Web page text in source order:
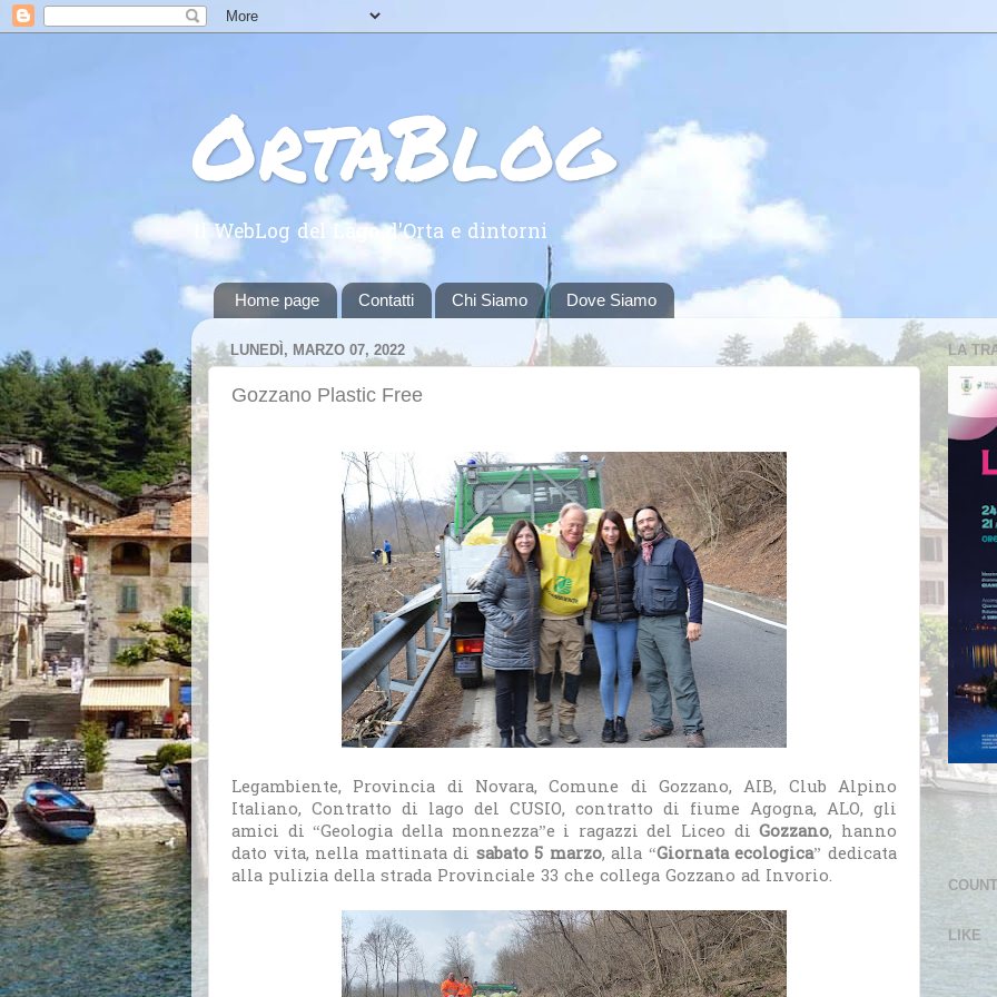
OrtaBlog
Il WebLog del Lago d'Orta e dintorni
Home page Contatti Chi Siamo Dove Siamo
LUNEDÌ, MARZO 07, 2022
Gozzano Plastic Free
Legambiente, Provincia di Novara, Comune di Gozzano, AIB, Club Alpino
Italiano, Contratto di lago del CUSIO, contratto di fiume Agogna, ALO, gli
amici di “Geologia della monnezza”e i ragazzi del Liceo diGozzano, hanno
dato vita, nella mattinata di sabato 5 marzo, alla “Giornata ecologica” dedicata
alla pulizia della strada Provinciale 33 che collega Gozzano ad Invorio.
LA
LIKE